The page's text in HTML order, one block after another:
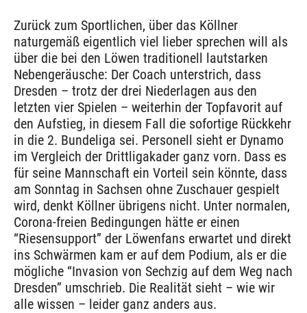
Zurück zum Sportlichen, über das Köllner
naturgemäß eigentlich viel lieber sprechen will als
über die bei den Löwen traditionell lautstarken
Nebengeräusche: Der Coach unterstrich, dass
Dresden – trotz der drei Niederlagen aus den
letzten vier Spielen – weiterhin der Topfavorit auf
den Aufstieg, in diesem Fall die sofortige Rückkehr
in die 2. Bundeliga sei. Personell sieht er Dynamo
im Vergleich der Drittligakader ganz vorn. Dass es
für seine Mannschaft ein Vorteil sein könnte, dass
am Sonntag in Sachsen ohne Zuschauer gespielt
wird, denkt Köllner übrigens nicht. Unter normalen,
Corona-freien Bedingungen hätte er einen
“Riesensupport” der Löwenfans erwartet und direkt
ins Schwärmen kam er auf dem Podium, als er die
mögliche “Invasion von Sechzig auf dem Weg nach
Dresden” umschrieb. Die Realität sieht – wie wir
alle wissen – leider ganz anders aus.